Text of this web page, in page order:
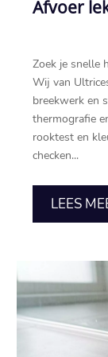
Afvoer
Zoek je snelle
Wij van
breekwerk en
thermografie
rooktest en
checken...
LEES